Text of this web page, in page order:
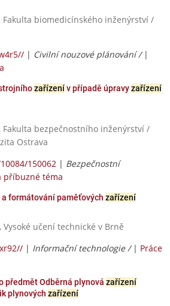
Fakulta biomedicínského inženýrství /
| Civilní nouzové plánování / |
zařízenív případě úpravyzařízení
Fakulta bezpečnostního inženýrství /
Ostrava
150062 | Bezpečnostní
příbuzné téma
formátování paměťových zařízení
Vysoké učení technické v Brně
| Informační technologie / | Práce
předmět Odběrná plynová zařízení
plynových zařízení